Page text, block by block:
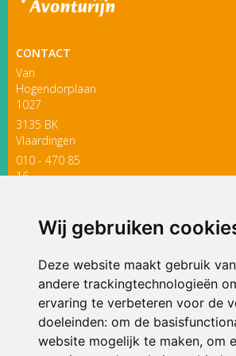
Wij gebruiken
Deze website maakt gebruik
andere trackingtechnologieën
ervaring te verbeteren voor de
doeleinden: om de
website mogelijk te maken, om
Ondersteuningsprofiel
CONTACT
Van
Hogendorplaan
1027
3135 BK
Vlaardingen
010 - 470 85
16
ONDERDEEL VAN